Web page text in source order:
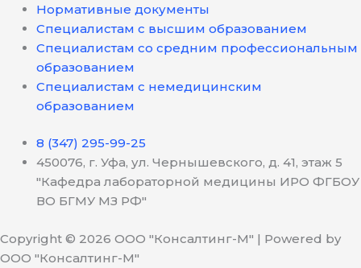
Нормативные документы
Специалистам с высшим образованием
Специалистам со средним профессиональным
образованием
Специалистам с немедицинским
образованием
8 (347) 295-99-25
450076, г. Уфа, ул. Чернышевского, д. 41, этаж 5
"Кафедра лабораторной медицины ИРО ФГБОУ
ВО БГМУ МЗ РФ"
Copyright © 2026 ООО "Консалтинг-М" | Powered by
ООО "Консалтинг-М"